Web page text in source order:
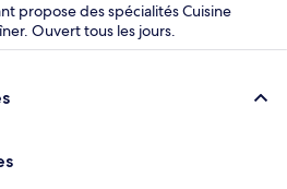
propose des spécialités Cuisine
Ouvert tous les jours.